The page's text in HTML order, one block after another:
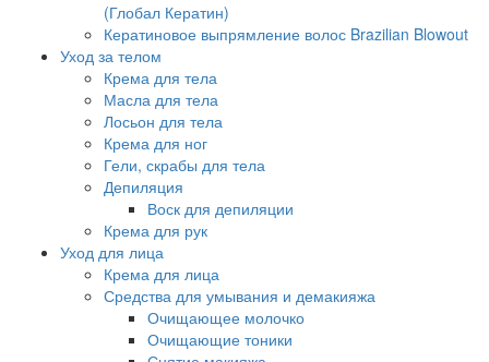
(Глобал Кератин)
Кератиновое выпрямление волос Brazilian Blowout
Уход за телом
Крема для тела
Масла для тела
Лосьон для тела
Крема для ног
Гели, скрабы для тела
Депиляция
Воск для депиляции
Крема для рук
Уход для лица
Крема для лица
Средства для умывания и демакияжа
Очищающее молочко
Очищающие тоники